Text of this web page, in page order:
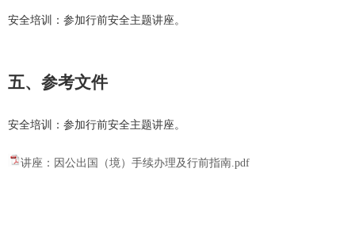
安全培训：参加行前安全主题讲座。
五、参考文件
安全培训：参加行前安全主题讲座。
讲座：因公出国（境）手续办理及行前指南.pdf